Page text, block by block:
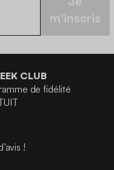
m'inscris
CLUB
de fidélité
!